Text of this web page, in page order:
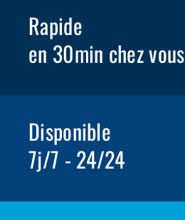
Rapide
en 30min chez vous
Disponible
7j/7 - 24/24